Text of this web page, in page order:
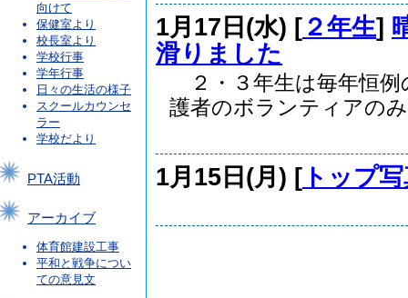
向けて
保健室より
校長室より
学校行事
学年行事
日々の生活の様子
スクールカウンセ
ラー
学校だより
PTA活動
アーカイブ
体育館建設工事
平和と戦争につい
ての意見文
1月17日(水) [２年生]
滑りました
２・３年生は毎年恒例
護者のボランティアの
1月15日(月) [ トップ